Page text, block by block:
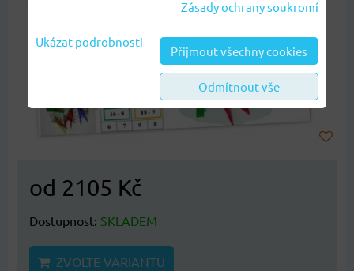
od 2105 Kč
Dostupnost: SKLADEM
ZVOLTE VARIANTU
Zásady ochrany soukromí
Ukázat podrobnosti
Přijmout všechny cookies
Odmítnout vše